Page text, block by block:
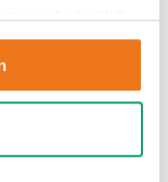
website blijft